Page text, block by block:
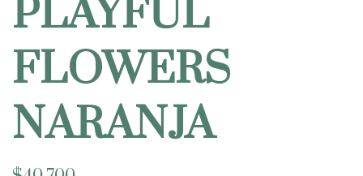
PLAYFUL
FLOWERS
NARANJA